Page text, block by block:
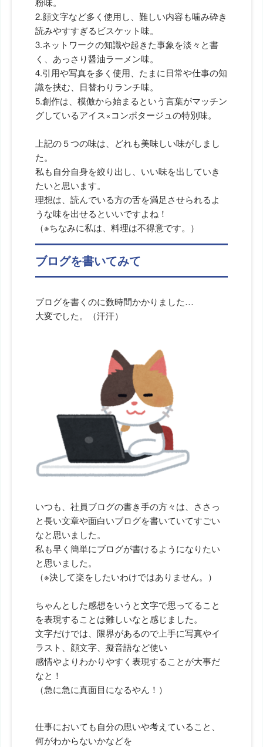
2.顔文字など多く使用し、難しい内容も噛み砕き
読みやすすぎるビスケット味。
3.ネットワークの知識や起きた事象を淡々と書
く、あっさり醤油ラーメン味。
4.引用や写真を多く使用、たまに日常や仕事の知
識を挟む、日替わりランチ味。
5.創作は、模倣から始まるという言葉がマッチン
グしているアイス×コンポタージュの特別味。
上記の５つの味は、どれも美味しい味がしまし
た。
私も自分自身を絞り出し、いい味を出していき
たいと思います。
理想は、読んでいる方の舌を満足させられるよ
うな味を出せるといいですよね！
（※ちなみに私は、料理は不得意です。）
ブログを書いてみて
ブログを書くのに数時間かかりました…
大変でした。（汗汗）
いつも、社員ブログの書き手の方々は、ささっ
と長い文章や面白いブログを書いていてすごい
なと思いました。
私も早く簡単にブログが書けるようになりたい
と思いました。
（※決して楽をしたいわけではありません。）
ちゃんとした感想をいうと文字で思ってること
を表現することは難しいなと感じました。
文字だけでは、限界があるので上手に写真やイ
ラスト、顔文字、擬音語など使い
感情やよりわかりやすく表現することが大事だ
なと！
（急に急に真面目になるやん！）
仕事においても自分の思いや考えていること、
何がわからないかなどを